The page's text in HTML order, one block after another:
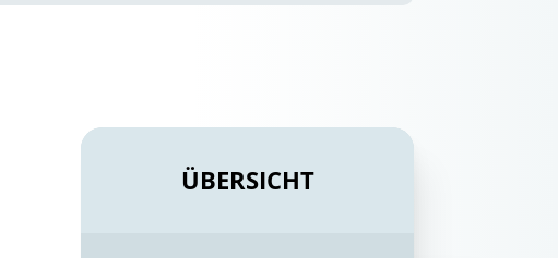
ÜBERSICHT